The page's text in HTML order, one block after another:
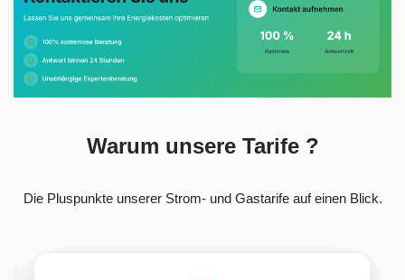
Warum unsere Tarife ?
Die Pluspunkte unserer Strom- und Gastarife auf einen Blick.